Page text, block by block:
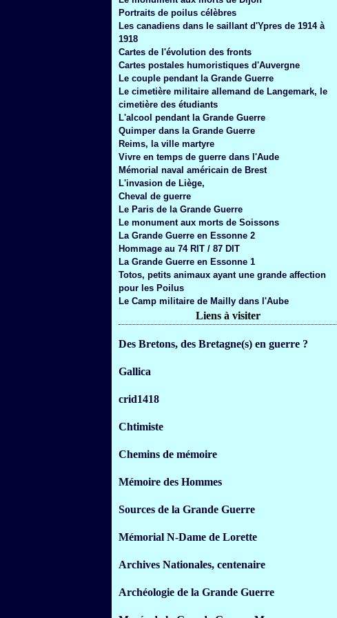
Portraits de poilus célèbres
Les canadiens dans le saillant d'Ypres de 1914 à
1918
Cartes de l'évolution des fronts
Cartes postales humoristiques d'Auvergne
Le couple pendant la Grande Guerre
Le cimetière militaire allemand de Langemark, le
cimetière des étudiants
L'alcool pendant la Grande Guerre
Quimper dans la Grande Guerre
Reims, la ville martyre
Vivre en temps de guerre dans l'Aude
Mémorial naval américain de Brest
L'invasion de Liège,
Cheval de guerre
Le Paris de la Grande Guerre
Le monument aux morts de Soissons
La Grande Guerre en Essonne 2
Hommage au 74 RIT / 87 DIT
La Grande Guerre en Essonne 1
Totos, petits animaux ayant une grande affection
pour les Poilus
Le Camp militaire de Mailly dans l'Aube
Liens à visiter
Des Bretons, des Bretagne(s) en guerre ?
Gallica
crid1418
Chtimiste
Chemins de mémoire
Mémoire des Hommes
Sources de la Grande Guerre
Mémorial N-Dame de Lorette
Archives Nationales, centenaire
Archéologie de la Grande Guerre